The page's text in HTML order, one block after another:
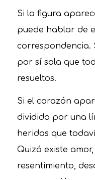
Si la figura
puede hablar de
correspondencia.
por sí sola que
resueltos.
Si el corazón
dividido por una
heridas que
Quizá existe
resentimiento,